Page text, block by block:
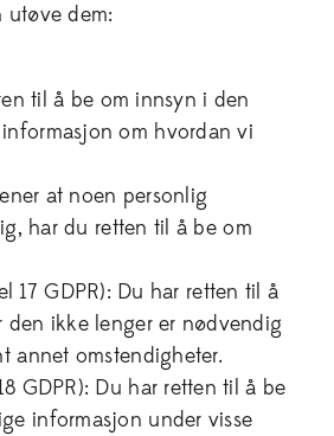
utøve dem:
til å be om innsyn i den
om hvordan vi
at noen personlig
har du retten til å be om
17 GDPR): Du har retten til å
ikke lenger er nødvendig
annet omstendigheter.
GDPR): Du har retten til å be
informasjon under visse